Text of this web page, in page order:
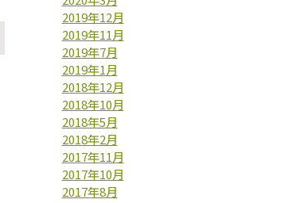
2019年12月
2019年11月
2019年7月
2019年1月
2018年12月
2018年10月
2018年5月
2018年2月
2017年11月
2017年10月
2017年8月